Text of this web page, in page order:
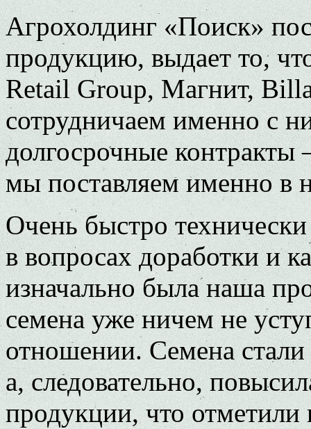
Агрохолдинг «Поиск»
продукцию, выдает то,
Retail Group, Магнит,
сотрудничаем именно с
долгосрочные контракты
мы поставляем именно в
Очень быстро
в вопросах доработки и
изначально была наша
семена уже ничем не
отношении. Семена
а, следовательно,
продукции, что